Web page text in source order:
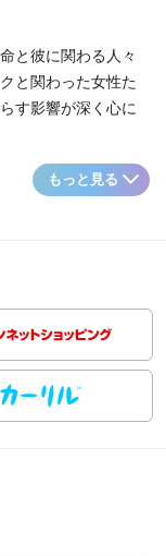
と彼に関わる人々
と関わった女性た
す影響が深く心に
もっと見る